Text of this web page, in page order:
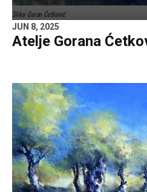
Slika: Goran Ćetković
JUN 8, 2025
Atelje Gorana